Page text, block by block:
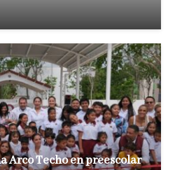
Arco Techo en preescolar